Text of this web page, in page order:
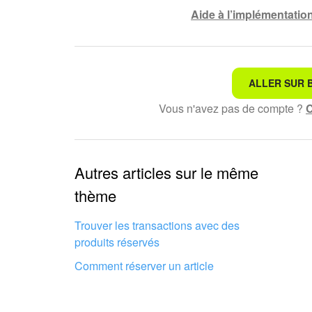
Aide à
Ce n'est pas ce que je
ALLER SUR
Vous n'avez pas de compte ?
Autres articles sur le même
thème
Trouver les transactions avec des
produits réservés
Comment réserver un article